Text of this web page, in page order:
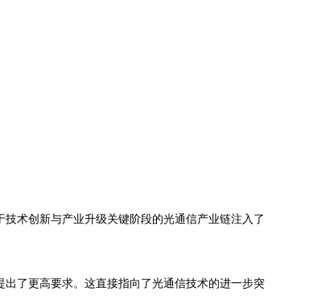
术创新与产业升级关键阶段的光通信产业链注入了
了更高要求。这直接指向了光通信技术的进一步突